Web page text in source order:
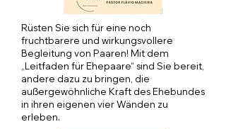
Rüsten Sie sich für eine noch
fruchtbarere und wirkungsvollere
Begleitung von Paaren! Mit dem
„Leitfaden für Ehepaare“ sind Sie bereit,
andere dazu zu bringen, die
außergewöhnliche Kraft des Ehebundes
in ihren eigenen vier Wänden zu
erleben.